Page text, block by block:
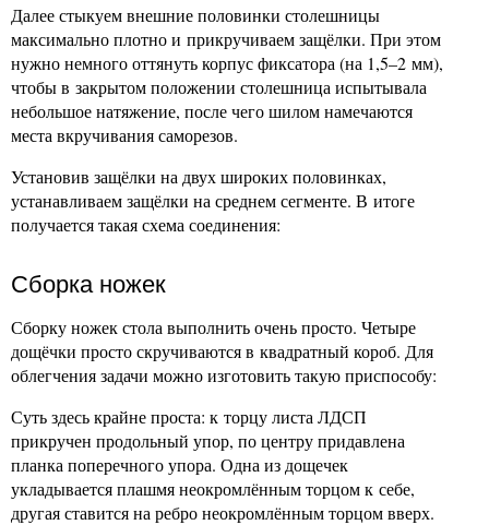
Далее стыкуем внешние половинки столешницы
максимально плотно и прикручиваем защёлки. При этом
нужно немного оттянуть корпус фиксатора (на 1,5–2 мм),
чтобы в закрытом положении столешница испытывала
небольшое натяжение, после чего шилом намечаются
места вкручивания саморезов.
Установив защёлки на двух широких половинках,
устанавливаем защёлки на среднем сегменте. В итоге
получается такая схема соединения:
Сборка ножек
Сборку ножек стола выполнить очень просто. Четыре
дощёчки просто скручиваются в квадратный короб. Для
облегчения задачи можно изготовить такую приспособу:
Суть здесь крайне проста: к торцу листа ЛДСП
прикручен продольный упор, по центру придавлена
планка поперечного упора. Одна из дощечек
укладывается плашмя неокромлённым торцом к себе,
другая ставится на ребро неокромлённым торцом вверх.